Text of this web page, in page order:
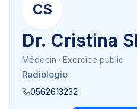
CS
Dr. Cristina
Médecin · Exercice public
Radiologie
0562613232